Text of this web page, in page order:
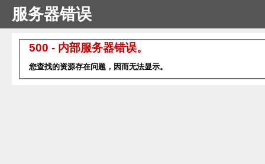
服务器错误
500 - 内部服务器错误。
您查找的资源存在问题，因而无法显示。